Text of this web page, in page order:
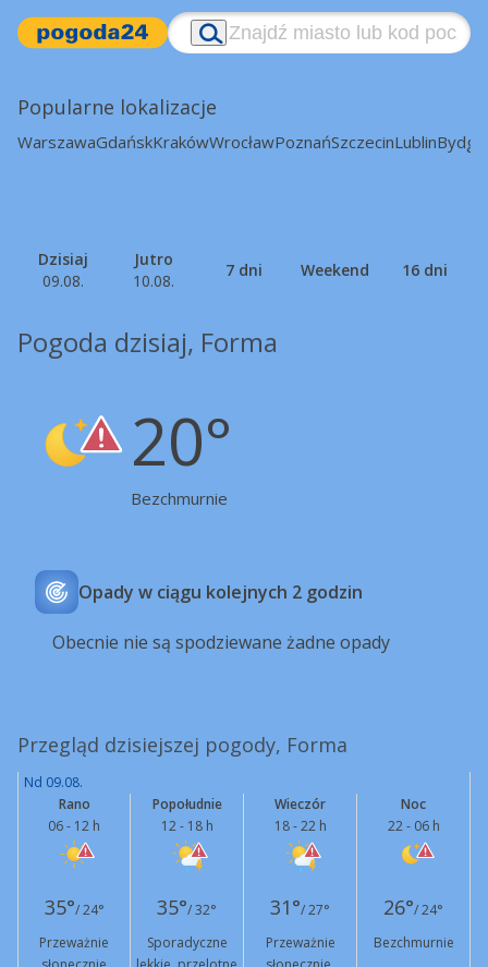
Popularne lokalizacje
WarszawaGdańskKrakówWrocławPoznańSzczecinLublin
Dzisiaj
09.08.
Jutro
10.08.
7 dni Weekend 16 dni
Pogoda dzisiaj, Forma
20°
Bezchmurnie
Opady w ciągu kolejnych 2 godzin
Obecnie nie są spodziewane żadne opady
Przegląd dzisiejszej pogody, Forma
Nd 09.08.
Rano
06 - 12 h
Popołudnie
12 - 18 h
Wieczór
18 - 22 h
Noc
22 - 06 h
35°/ 24° 35°/ 32° 31°/ 27° 26°/ 24°
Przeważnie
Sporadyczne
Przeważnie
Bezchmurnie